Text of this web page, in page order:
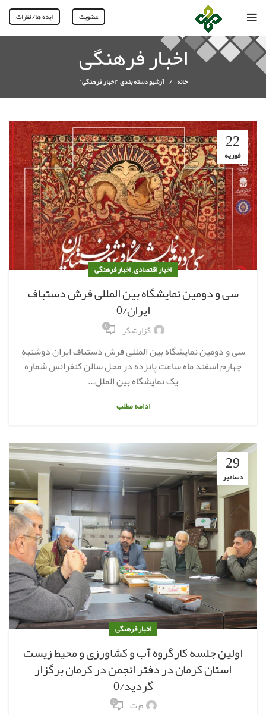
عضویت ایده ها/ نظرات
اخبار فرهنگی
خانه آرشیو دسته بندی "اخبار فرهنگی"
22
فوریه
اخبار اقتصادی,اخبار فرهنگی
سی و دومین نمایشگاه بین المللی فرش دستباف
ایران/0
گزارشگر 0
سی و دومین نمایشگاه بین المللی فرش دستباف ایران دوشنبه
چهارم اسفند ماه ساعت پانزده در محل سالن کنفرانس شماره
یک نمایشگاه بین الملل...
ادامه مطلب
29
دسامبر
اخبار فرهنگی
اولین جلسه کارگروه آب و کشاورزی و محیط زیست
استان کرمان در دفتر انجمن در کرمان برگزار
گردید/0
م ت 0